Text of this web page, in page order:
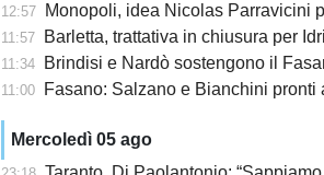
12:57 Monopoli, idea Nicolas Parravicini
11:57 Barletta, trattativa in chiusura per
11:34 Brindisi e Nardò sostengono il Fasano: “Si
11:00 Fasano: Salzano e Bianchini pronti
Mercoledì 05 ago